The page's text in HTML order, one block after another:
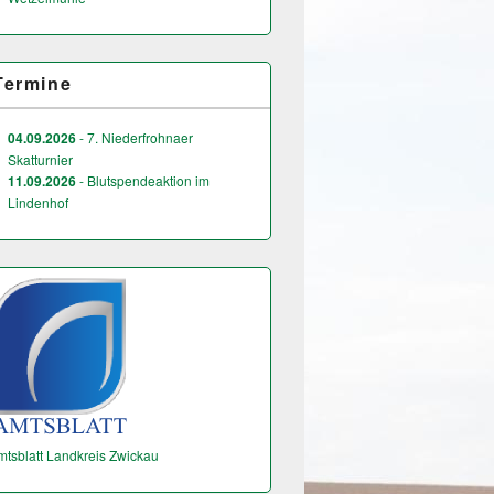
04.09.2026- 7. Niederfrohnaer
Skatturnier
11.09.2026- Blutspendeaktion im
Lindenhof
Landkreis Zwickau